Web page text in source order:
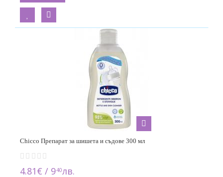
Chicco Препарат за шишета и съдове 300 мл
4.81€ / 940лв.